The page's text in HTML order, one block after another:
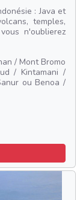
: Java et
temples,
n'oublierez
/ Mont Bromo
/ Kintamani /
ou Benoa /